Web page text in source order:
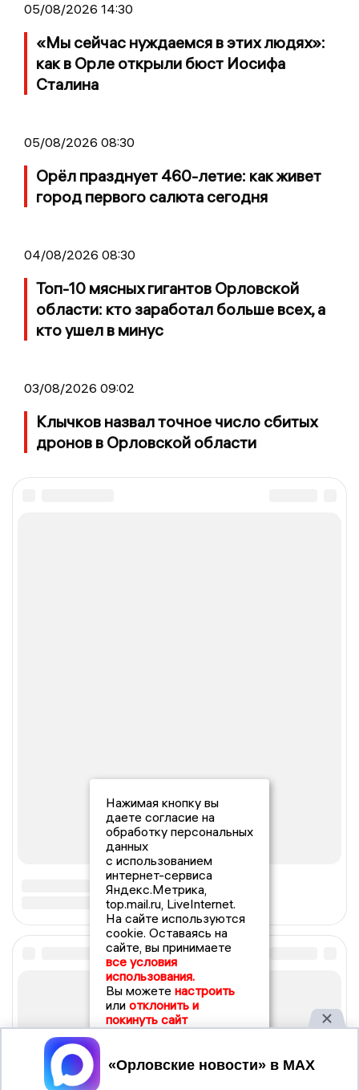
05/08/2026 14:30
«Мы сейчас нуждаемся в этих людях»:
как в Орле открыли бюст Иосифа
Сталина
05/08/2026 08:30
Орёл празднует 460-летие: как живет
город первого салюта сегодня
04/08/2026 08:30
Топ-10 мясных гигантов Орловской
области: кто заработал больше всех, а
кто ушел в минус
03/08/2026 09:02
Клычков назвал точное число сбитых
дронов в Орловской области
Нажимая кнопку вы
даете согласие на
обработку персональных
данных
с использованием
интернет-сервиса
Яндекс.Метрика,
top.mail.ru, LiveInternet.
На сайте используются
cookie. Оставаясь на
сайте, вы принимаете
все условия
использования.
Вы можете настроить
или отклонить и
покинуть сайт
Принять